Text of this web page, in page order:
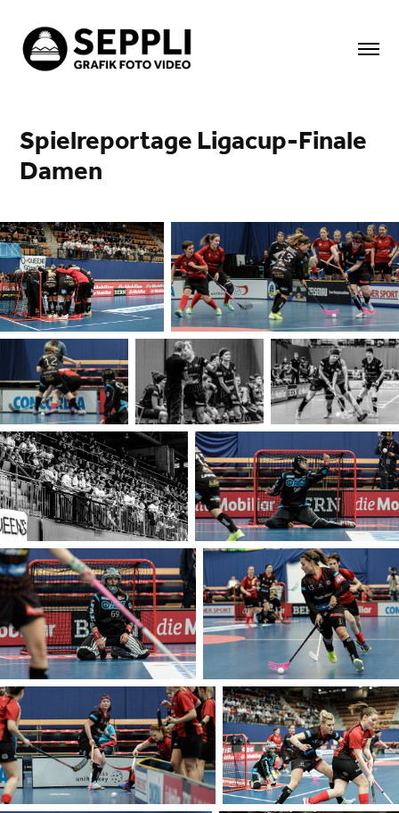
Spielreportage Ligacup-Finale
Damen